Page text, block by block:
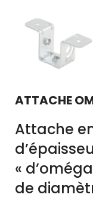
ATTACHE
Attache
«
de